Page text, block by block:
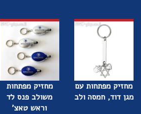
מחזיק מפתחות עם
מגן דוד, חמסה ולב
מחזיק מפתחות
משולב פנס לד
וראש טאצ'